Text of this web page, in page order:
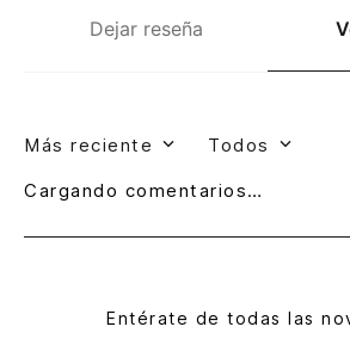
Dejar reseña
Más reciente Todos
Cargando comentarios…
Entérate de todas las